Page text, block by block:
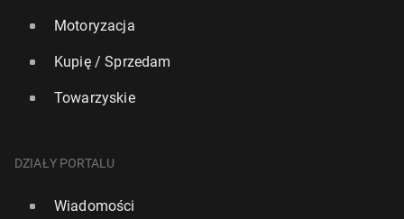
Motoryzacja
Kupię / Sprzedam
Towarzyskie
DZIAŁY PORTALU
Wiadomości